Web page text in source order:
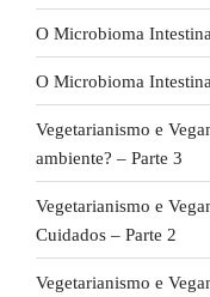
O Microbioma
O Microbioma
Vegetarianismo e
ambiente? – Parte 3
Vegetarianismo e
Cuidados – Parte 2
Vegetarianismo e